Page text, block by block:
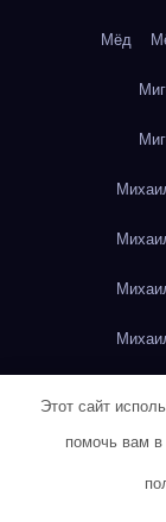
Мёд
Этот сайт
помочь вам в